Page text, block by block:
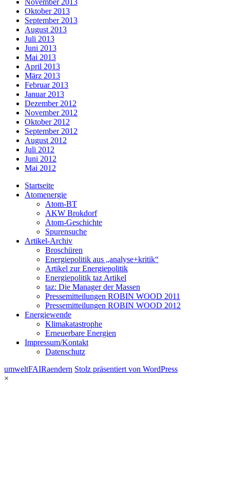
November 2013
Oktober 2013
September 2013
August 2013
Juli 2013
Juni 2013
Mai 2013
April 2013
März 2013
Februar 2013
Januar 2013
Dezember 2012
November 2012
Oktober 2012
September 2012
August 2012
Juli 2012
Juni 2012
Mai 2012
Startseite
Atomenergie
Atom-BT
AKW Brokdorf
Atom-Geschichte
Spurensuche
Artikel-Archiv
Broschüren
Energiepolitik aus „analyse+kritik“
Artikel zur Energiepolitik
Energiepolitik taz Artikel
taz: Die Manager der Massen
Pressemitteilungen ROBIN WOOD 2011
Pressemitteilungen ROBIN WOOD 2012
Energiewende
Klimakatastrophe
Erneuerbare Energien
Impressum/Kontakt
Datenschutz
umweltFAIRaendern Stolz präsentiert von WordPress
×